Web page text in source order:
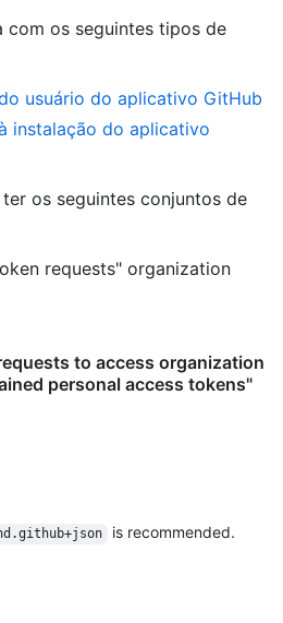
com os seguintes tipos de
usuário do aplicativo GitHub
instalação do aplicativo
os seguintes conjuntos de
requests" organization
to access organization
personal access tokens"
is recommended.